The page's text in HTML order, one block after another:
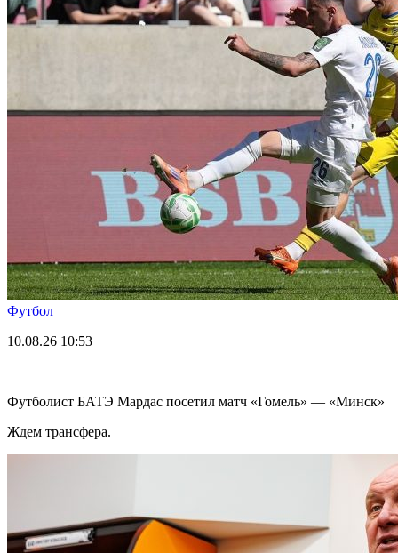
Футбол
10.08.26 10:53
Футболист БАТЭ Мардас посетил матч «Гомель» — «Минск»
Ждем трансфера.